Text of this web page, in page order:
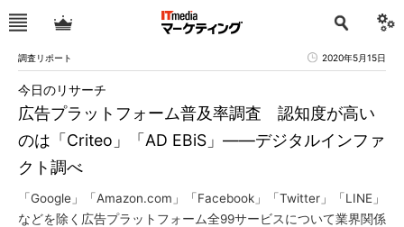
調査リポート 2020年5月15日
広告プラットフォーム普及率調査 認知度が高い
のは「Criteo」「AD EBiS」――デジタルインファ
クト調べ
今日のリサーチ
「Google」「Amazon.com」「Facebook」「Twitter」「LINE」
などを除く広告プラットフォーム全99サービスについて業界関係